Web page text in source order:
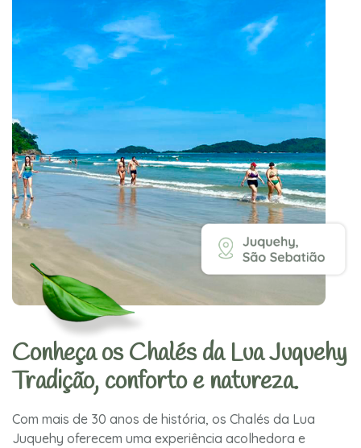
Conheça os Chalés da Lua Juquehy
Tradição, conforto e natureza.
Com mais de 30 anos de história, os Chalés da Lua
Juquehy oferecem uma experiência acolhedora e